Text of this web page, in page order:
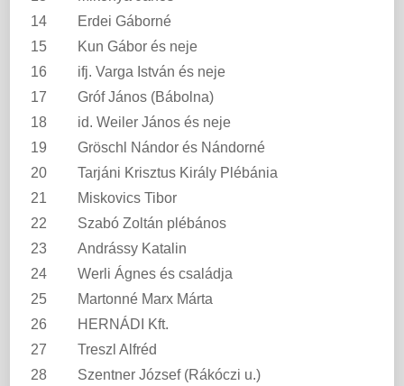
14
Erdei Gáborné
15
Kun Gábor és neje
16
ifj. Varga István és neje
17
Gróf János (Bábolna)
18
id. Weiler János és neje
19
Gröschl Nándor és Nándorné
20
Tarjáni Krisztus Király Plébánia
21
Miskovics Tibor
22
Szabó Zoltán plébános
23
Andrássy Katalin
24
Werli Ágnes és családja
25
Martonné Marx Márta
26
HERNÁDI Kft.
27
Treszl Alfréd
28
Szentner József (Rákóczi u.)